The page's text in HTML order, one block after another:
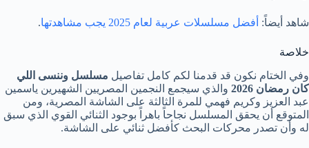
شاهد أيضاً: أفضل مسلسلات عربية لعام 2025 يجب مشاهدتها .
خلاصة
وفي الختام نكون قد قدمنا لكم كامل تفاصيل مسلسل وننسى اللي
كان رمضان 2026
والذي سيجمع النجمين المصريين الشهيرين ياسمين
عبد العزيز وكريم فهمي للمرة الثالثة على الشاشة المصرية، ومن
المتوقع أن يحقق المسلسل نجاحاً باهراً بوجود الثنائي القوي الذي سبق
له وأن تصدر محركات البحث كأفضل ثنائي على الشاشة.